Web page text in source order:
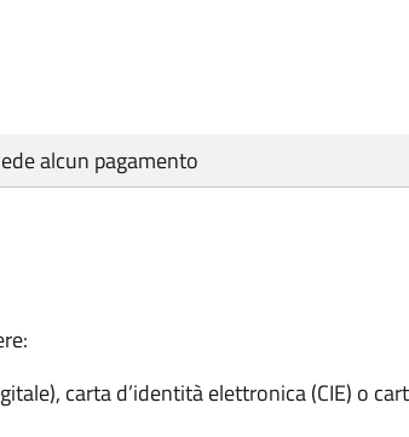
alcun pagamento
carta d’identità elettronica (CIE) o